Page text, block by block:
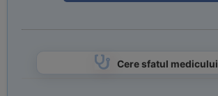
Cere sfatul medicului